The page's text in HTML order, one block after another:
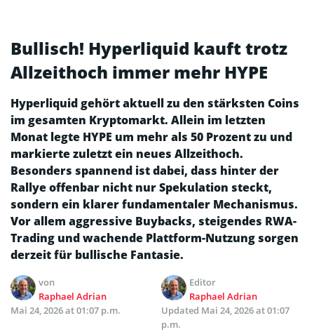
Bullisch! Hyperliquid kauft trotz
Allzeithoch immer mehr HYPE
Hyperliquid gehört aktuell zu den stärksten Coins
im gesamten Kryptomarkt. Allein im letzten
Monat legte HYPE um mehr als 50 Prozent zu und
markierte zuletzt ein neues Allzeithoch.
Besonders spannend ist dabei, dass hinter der
Rallye offenbar nicht nur Spekulation steckt,
sondern ein klarer fundamentaler Mechanismus.
Vor allem aggressive Buybacks, steigendes RWA-
Trading und wachende Plattform-Nutzung sorgen
derzeit für bullische Fantasie.
von
Raphael Adrian
Editor
Raphael Adrian
Mai 24, 2026 at 01:07 p.m.
Updated Mai 24, 2026 at 01:07
p.m.